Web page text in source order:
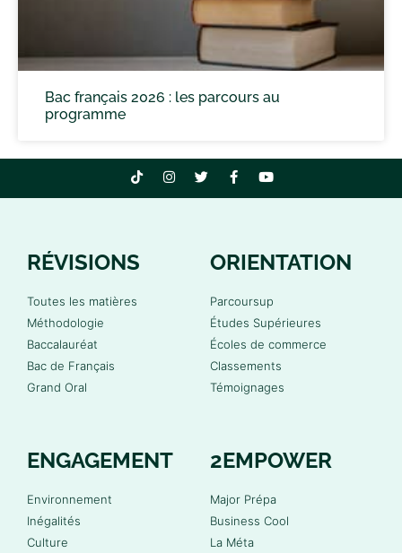
Bac français 2026 : les parcours au
programme
RÉVISIONS
Toutes les matières
Méthodologie
Baccalauréat
Bac de Français
Grand Oral
ORIENTATION
Parcoursup
Études Supérieures
Écoles de commerce
Classements
Témoignages
ENGAGEMENT
Environnement
Inégalités
Culture
2EMPOWER
Major Prépa
Business Cool
La Méta